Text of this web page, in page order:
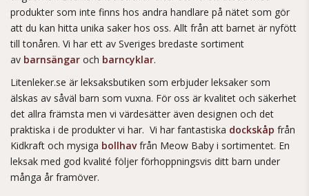
produkter som inte finns hos andra handlare på nätet som gör
att du kan hitta unika saker hos oss. Allt från att barnet är nyfött
till tonåren. Vi har ett av Sveriges bredaste sortiment
av barnsängar och barncyklar.
Litenleker.se är leksaksbutiken som erbjuder leksaker som
älskas av såväl barn som vuxna. För oss är kvalitet och säkerhet
det allra främsta men vi värdesätter även designen och det
praktiska i de produkter vi har. Vi har fantastiska dockskåp från
Kidkraft och mysiga bollhavfrån Meow Baby i sortimentet. En
leksak med god kvalité följer förhoppningsvis ditt barn under
många år framöver.